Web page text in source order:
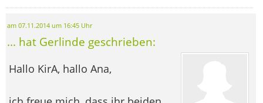
am 07.11.2014 um 16:45 Uhr
... hat Gerlinde geschrieben:
Hallo KirA, hallo Ana,